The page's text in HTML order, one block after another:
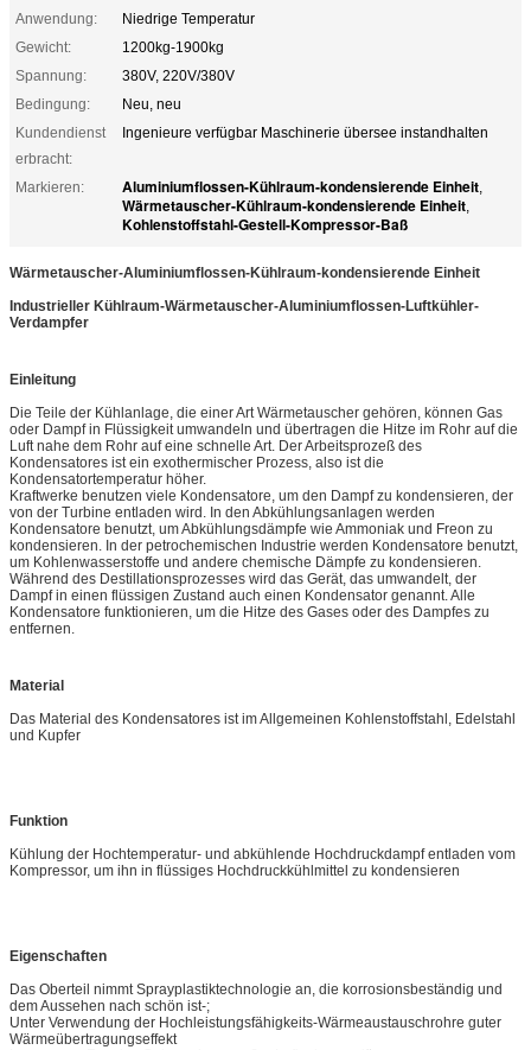
Anwendung:
Niedrige Temperatur
Gewicht:
1200kg-1900kg
Spannung:
380V, 220V/380V
Bedingung:
Neu, neu
Kundendienst
erbracht:
Ingenieure verfügbar Maschinerie übersee instandhalten
Markieren: Aluminiumflossen-Kühlraum-kondensierende Einheit,
Wärmetauscher-Kühlraum-kondensierende Einheit,
Kohlenstoffstahl-Gestell-Kompressor-Baß
Wärmetauscher-Aluminiumflossen-Kühlraum-kondensierende Einheit
Industrieller Kühlraum-Wärmetauscher-Aluminiumflossen-Luftkühler-
Verdampfer
Einleitung
Die Teile der Kühlanlage, die einer Art Wärmetauscher gehören, können Gas
oder Dampf in Flüssigkeit umwandeln und übertragen die Hitze im Rohr auf die
Luft nahe dem Rohr auf eine schnelle Art. Der Arbeitsprozeß des
Kondensatores ist ein exothermischer Prozess, also ist die
Kondensatortemperatur höher.
Kraftwerke benutzen viele Kondensatore, um den Dampf zu kondensieren, der
von der Turbine entladen wird. In den Abkühlungsanlagen werden
Kondensatore benutzt, um Abkühlungsdämpfe wie Ammoniak und Freon zu
kondensieren. In der petrochemischen Industrie werden Kondensatore benutzt,
um Kohlenwasserstoffe und andere chemische Dämpfe zu kondensieren.
Während des Destillationsprozesses wird das Gerät, das umwandelt, der
Dampf in einen flüssigen Zustand auch einen Kondensator genannt. Alle
Kondensatore funktionieren, um die Hitze des Gases oder des Dampfes zu
entfernen.
Material
Das Material des Kondensatores ist im Allgemeinen Kohlenstoffstahl, Edelstahl
und Kupfer
Funktion
Kühlung der Hochtemperatur- und abkühlende Hochdruckdampf entladen vom
Kompressor, um ihn in flüssiges Hochdruckkühlmittel zu kondensieren
Eigenschaften
Das Oberteil nimmt Sprayplastiktechnologie an, die korrosionsbeständig und
dem Aussehen nach schön ist-;
Unter Verwendung der Hochleistungsfähigkeits-Wärmeaustauschrohre guter
Wärmeübertragungseffekt